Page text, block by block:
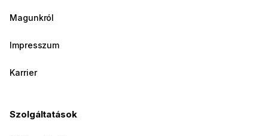
Magunkról
Impresszum
Karrier
Szolgáltatások